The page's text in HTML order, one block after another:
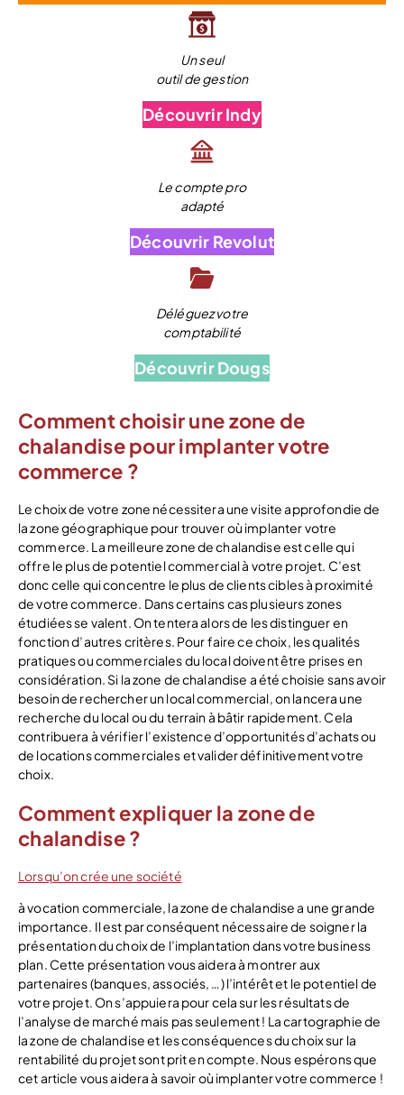
Un seul
outil de gestion
Découvrir Indy
Le compte pro
adapté
Découvrir Revolut
Déléguez votre
comptabilité
Découvrir Dougs
Comment choisir une zone de
chalandise pour implanter votre
commerce ?
Le choix de votre zone nécessitera une visite approfondie de
la zone géographique pour trouver où implanter votre
commerce. La meilleure zone de chalandise est celle qui
offre le plus de potentiel commercial à votre projet. C’est
donc celle qui concentre le plus de clients cibles à proximité
de votre commerce. Dans certains cas plusieurs zones
étudiées se valent. On tentera alors de les distinguer en
fonction d’autres critères. Pour faire ce choix, les qualités
pratiques ou commerciales du local doivent être prises en
considération. Si la zone de chalandise a été choisie sans avoir
besoin de rechercher un local commercial, on lancera une
recherche du local ou du terrain à bâtir rapidement. Cela
contribuera à vérifier l’existence d’opportunités d’achats ou
de locations commerciales et valider définitivement votre
choix.
Comment expliquer la zone de
chalandise ?
Lorsqu’on crée une société
à vocation commerciale, la zone de chalandise a une grande
importance. Il est par conséquent nécessaire de soigner la
présentation du choix de l’implantation dans votre business
plan. Cette présentation vous aidera à montrer aux
partenaires (banques, associés, …) l’intérêt et le potentiel de
votre projet. On s’appuiera pour cela sur les résultats de
l’analyse de marché mais pas seulement ! La cartographie de
la zone de chalandise et les conséquences du choix sur la
rentabilité du projet sont prit en compte. Nous espérons que
cet article vous aidera à savoir où implanter votre commerce !